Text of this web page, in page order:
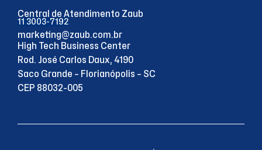
Central de Atendimento Zaub
11 3003-7192
marketing@zaub.com.br
High Tech Business Center
Rod. José Carlos Daux, 4190
Saco Grande – Florianópolis – SC
CEP 88032-005